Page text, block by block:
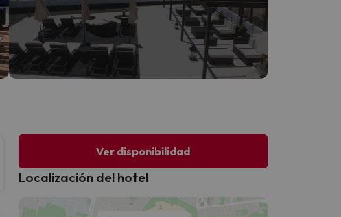
Ver disponibilidad
Localización del hotel